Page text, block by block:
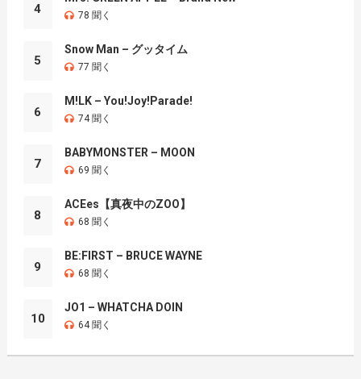
4 78 聞く
5
Snow Man – グッタイム
77 聞く
6
M!LK – You!Joy!Parade!
74 聞く
7
BABYMONSTER – MOON
69 聞く
8
ACEes【真夜中のZOO】
68 聞く
9
BE:FIRST – BRUCE WAYNE
68 聞く
10
JO1 – WHATCHA DOIN
64 聞く